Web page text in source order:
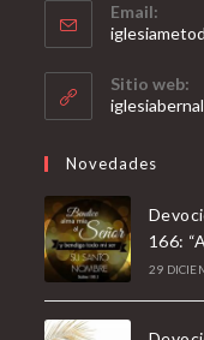
Email:
Sitio web:
Novedades
166:
29